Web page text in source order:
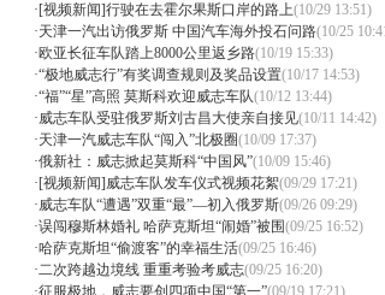
·[视频新闻]行驶在去霍尔果斯口岸的路上(10/29 13:51)
·天津一汽出访俄罗斯 中国汽车海外投石问路(10/25
·欧亚长征车队踏上8000公里返乡路(10/19 15:33)
·“极地威志行”有奖调查规则及奖品设置(10/17 14:53)
·“福”“星”高照 莫斯科欢迎威志车队(10/12 13:44)
·威志车队受驻俄罗斯刘古昌大使亲自接见(10/11 14:42)
·天津一汽威志车队“闯入”北极圈(10/09 17:37)
·俄新社：威志掀起莫斯科“中国风”(10/09 15:46)
·[视频新闻]威志车队发车仪式视频花絮(09/29 17:21)
·威志车队“遭遇”双重“最”—初入俄罗斯(09/26 09:29)
·误闯穆斯林婚礼 哈萨克斯坦“闹婚”被围(09/25 16:52)
·哈萨克斯坦“偷渡客”的幸福生活(09/25 16:46)
·二次跨越边境线 重重考验考威志(09/25 16:20)
·征服极地，威志要创四项中国“第一”(09/19 17:21)